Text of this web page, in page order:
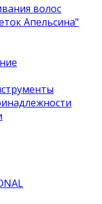
волос
Апельсина"